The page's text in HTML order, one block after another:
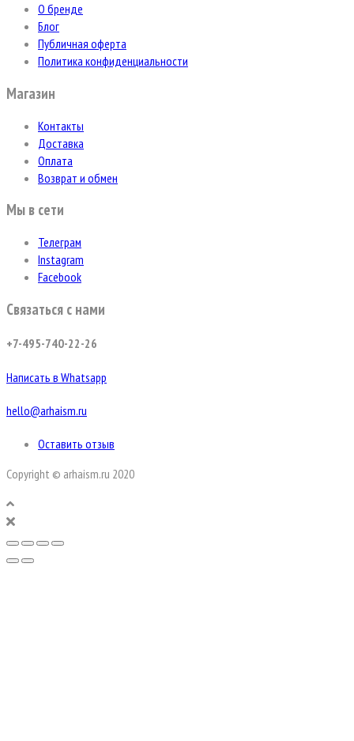
О бренде
Блог
Публичная оферта
Политика конфиденциальности
Магазин
Контакты
Доставка
Оплата
Возврат и обмен
Мы в сети
Телеграм
Instagram
Facebook
Связаться с нами
+7-495-740-22-26
Написать в Whatsapp
hello@arhaism.ru
Оставить отзыв
Copyright © arhaism.ru 2020